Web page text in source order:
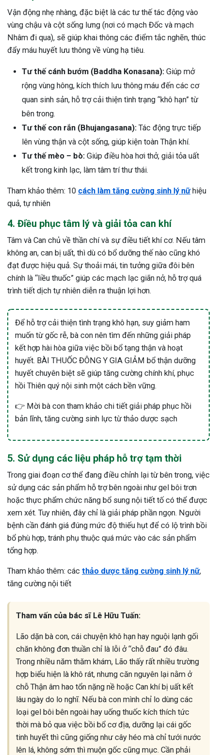
Vận động nhẹ nhàng, đặc biệt là các tư thế tác động vào
vùng chậu và cột sống lưng (nơi có mạch Đốc và mạch
Nhâm đi qua), sẽ giúp khai thông các điểm tắc nghẽn, thúc
đẩy máu huyết lưu thông về vùng hạ tiêu.
Tư thế cánh bướm (Baddha Konasana): Giúp mở
rộng vùng hông, kích thích lưu thông máu đến các cơ
quan sinh sản, hỗ trợ cải thiện tình trạng “khô hạn” từ
bên trong.
Tư thế con rắn (Bhujangasana): Tác động trực tiếp
lên vùng thận và cột sống, giúp kiện toàn Thận khí.
Tư thế mèo – bò: Giúp điều hòa hơi thở, giải tỏa uất
kết trong kinh lạc, làm tâm trí thư thái.
Tham khảo thêm: 10 cách làm tăng cường sinh lý nữhiệu
quả, tự nhiên
4. Điều phục tâm lý và giải tỏa can khí
Tâm và Can chủ về thần chí và sự điều tiết khí cơ. Nếu tâm
không an, can bị uất, thì dù có bổ dưỡng thế nào cũng khó
đạt được hiệu quả. Sự thoải mái, tin tưởng giữa đôi bên
chính là “liều thuốc” giúp các mạch lạc giãn nở, hỗ trợ quá
trình tiết dịch tự nhiên diễn ra thuận lợi hơn.
Để hỗ trợ cải thiện tình trạng khô hạn, suy giảm ham
muốn từ gốc rễ, bà con nên tìm đến những giải pháp
kết hợp hài hòa giữa việc bồi bổ tạng thận và hoạt
huyết. BÀI THUỐC ĐÔNG Y GIA GIẢM bổ thận dưỡng
huyết chuyên biệt sẽ giúp tăng cường chính khí, phục
hồi Thiên quý nội sinh một cách bền vững.
👉 Mời bà con tham khảo chi tiết giải pháp phục hồi
bản lĩnh, tăng cường sinh lực từ thảo dược sạch
5. Sử dụng các liệu pháp hỗ trợ tạm thời
Trong giai đoạn cơ thể đang điều chỉnh lại từ bên trong, việc
sử dụng các sản phẩm hỗ trợ bên ngoài như gel bôi trơn
hoặc thực phẩm chức năng bổ sung nội tiết tố có thể được
xem xét. Tuy nhiên, đây chỉ là giải pháp phần ngọn. Người
bệnh cần đánh giá đúng mức độ thiếu hụt để có lộ trình bồi
bổ phù hợp, tránh phụ thuộc quá mức vào các sản phẩm
tổng hợp.
Tham khảo thêm: các thảo dược tăng cường sinh lý nữ,
tăng cường nội tiết
Tham vấn của bác sĩ Lê Hữu Tuấn:
Lão dặn bà con, cái chuyện khô hạn hay nguội lạnh gối
chăn không đơn thuần chỉ là lỗi ở “chỗ đau” đó đâu.
Trong nhiều năm thăm khám, Lão thấy rất nhiều trường
hợp biểu hiện là khô rát, nhưng căn nguyên lại nằm ở
chỗ Thận âm hao tổn nặng nề hoặc Can khí bị uất kết
lâu ngày do lo nghĩ. Nếu bà con mình chỉ lo dùng các
loại gel bôi bên ngoài hay uống thuốc kích thích tức
thời mà bỏ qua việc bồi bổ cơ địa, dưỡng lại cái gốc
tinh huyết thì cũng giống như cây héo mà chỉ tưới nước
lên lá, không sớm thì muộn gốc cũng mục. Cần phải